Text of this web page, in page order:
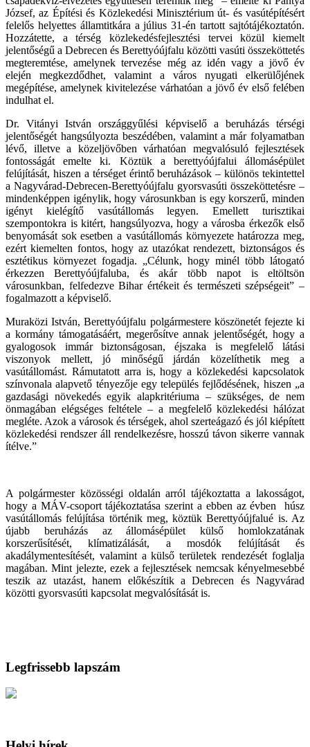
József, az Építési és Közlekedési Minisztérium út- és vasútépítésért
felelős helyettes államtitkára a július 31-én tartott sajtótájékoztatón.
Hozzátette, a térség közlekedésfejlesztési tervei közül kiemelt
jelentőségű a Debrecen és Berettyóújfalu közötti vasúti összeköttetés
megteremtése, amelynek tervezése még az idén vagy a jövő év
elején megkezdődhet, valamint a város nyugati elkerülőjének
megépítése, amelynek kivitelezése várhatóan a jövő év első felében
indulhat el.
Dr. Vitányi István országgyűlési képviselő a beruházás térségi
jelentőségét hangsúlyozta beszédében, valamint a már folyamatban
lévő, illetve a közeljövőben várhatóan megvalósuló fejlesztések
fontosságát emelte ki. Köztük a berettyóújfalui állomásépület
felújítását, hiszen a térséget érintő beruházások – különös tekintettel
a Nagyvárad-Debrecen-Berettyóújfalu gyorsvasúti összeköttetésre –
mindenképpen igénylik, hogy városunkban is egy korszerű, minden
igényt kielégítő vasútállomás legyen. Emellett turisztikai
szempontokra is kitért, hangsúlyozva, hogy a városba érkezők első
benyomását sok esetben a vasútállomás környezete határozza meg,
ezért kiemelten fontos, hogy az utazókat rendezett, biztonságos és
esztétikus környezet fogadja. „Célunk, hogy minél több látogató
érkezzen Berettyóújfaluba, és akár több napot is eltöltsön
városunkban, felfedezve Bihar értékeit és természeti szépségeit” –
fogalmazott a képviselő.
Muraközi István, Berettyóújfalu polgármestere köszönetét fejezte ki
a kormány támogatásáért, megerősítve annak jelentőségét, hogy a
gyalogosok immár biztonságosan, éjszaka is megfelelő látási
viszonyok mellett, jó minőségű járdán közelíthetik meg a
vasútállomást. Rámutatott arra is, hogy a közlekedési kapcsolatok
színvonala alapvető tényezője egy település fejlődésének, hiszen „a
gazdasági növekedés egyik alapkritériuma – szükséges, de nem
önmagában elégséges feltétele – a megfelelő közlekedési hálózat
megléte. Azok a városok és térségek, ahol szerteágazó és jól kiépített
közlekedési rendszer áll rendelkezésre, hosszú távon sikerre vannak
ítélve.”
A polgármester közösségi oldalán arról tájékoztatta a lakosságot,
hogy a MÁV-csoport tájékoztatása szerint a ebben az évben húsz
vasútállomás felújítása történik meg, köztük Berettyóújfalué is. Az
újabb beruházás az állomásépület külső homlokzatának
korszerűsítését, klímatizálását, a mosdók felújítását és
akadálymentesítését, valamint a külső területek rendezését foglalja
magában. Mint jelezte, ezek a fejlesztések nemcsak kényelmesebbé
teszik az utazást, hanem előkészítik a Debrecen és Nagyvárad
közötti gyorsvasúti kapcsolat megvalósítását is.
Legfrissebb lapszám